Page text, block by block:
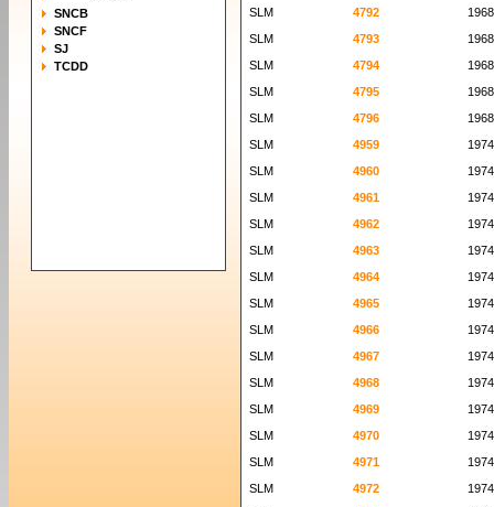
SNCB
SNCF
SJ
TCDD
SLM
4792
1968
SLM
4793
1968
SLM
4794
1968
SLM
4795
1968
SLM
4796
1968
SLM
4959
1974
SLM
4960
1974
SLM
4961
1974
SLM
4962
1974
SLM
4963
1974
SLM
4964
1974
SLM
4965
1974
SLM
4966
1974
SLM
4967
1974
SLM
4968
1974
SLM
4969
1974
SLM
4970
1974
SLM
4971
1974
SLM
4972
1974